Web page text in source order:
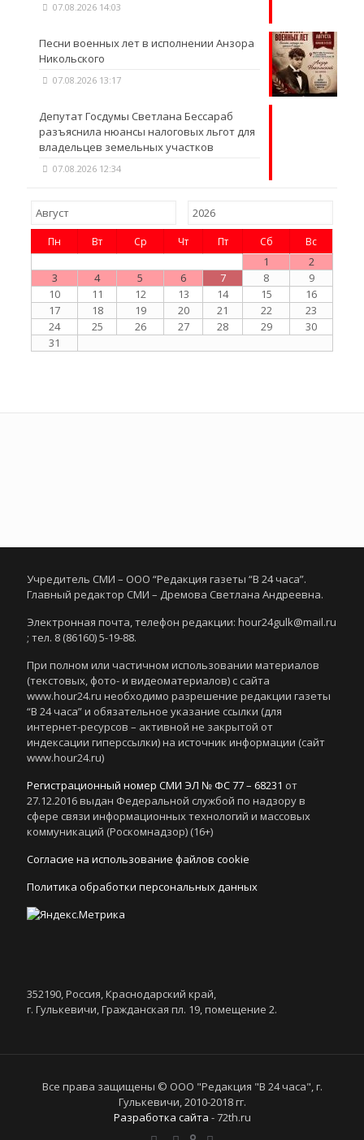
07.08.2026 14:03
Песни военных лет в исполнении Анзора
Никольского
07.08.2026 13:17
Депутат Госдумы Светлана Бессараб
разъяснила нюансы налоговых льгот для
владельцев земельных участков
07.08.2026 12:34
Пн Вт Ср Чт Пт Сб Вс
1
2
3
4 5 6 7 8
9
10
11 12 13 14 15
16
17
18 19 20 21 22
23
24
25 26 27 28 29
30
31
Учредитель СМИ – ООО “Редакция газеты “В 24 часа”.
Главный редактор СМИ – Дремова Светлана Андреевна.
Электронная почта, телефон редакции: hour24gulk@mail.ru
; тел. 8 (86160) 5-19-88.
При полном или частичном использовании материалов
(текстовых, фото- и видеоматериалов) с сайта
www.hour24.ru необходимо разрешение редакции газеты
“В 24 часа” и обязательное указание ссылки (для
интернет-ресурсов – активной не закрытой от
индексации гиперссылки) на источник информации (сайт
www.hour24.ru)
Регистрационный номер СМИ ЭЛ № ФС 77 – 68231 от
27.12.2016 выдан Федеральной службой по надзору в
сфере связи информационных технологий и массовых
коммуникаций (Роскомнадзор) (16+)
Согласие на использование файлов cookie
Политика обработки персональных данных
352190, Россия, Краснодарский край,
г. Гулькевичи, Гражданская пл. 19, помещение 2.
Все права защищены © ООО "Редакция "В 24 часа", г.
Гулькевичи, 2010-2018 гг.
Разработка сайта - 72th.ru